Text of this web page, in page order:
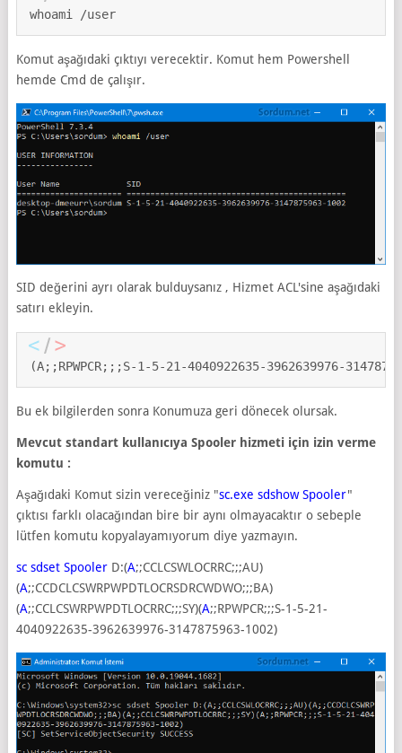
whoami /user
Komut aşağıdaki çıktıyı verecektir. Komut hem Powershell
hemde Cmd de çalışır.
SID değerini ayrı olarak bulduysanız , Hizmet ACL'sine aşağıdaki
satırı ekleyin.
(A;;RPWPCR;;;S-1-5-21-4040922635-3962639976-
Bu ek bilgilerden sonra Konumuza geri dönecek olursak.
Mevcut standart kullanıcıya Spooler hizmeti için izin verme
komutu :
Aşağıdaki Komut sizin vereceğiniz "sc.exe sdshow Spooler"
çıktısı farklı olacağından bire bir aynı olmayacaktır o sebeple
lütfen komutu kopyalayamıyorum diye yazmayın.
sc sdset SpoolerD:(A;;CCLCSWLOCRRC;;;AU)
(A;;CCDCLCSWRPWPDTLOCRSDRCWDWO;;;BA)
(A;;CCLCSWRPWPDTLOCRRC;;;SY)(A;;RPWPCR;;;S-1-5-21-
4040922635-3962639976-3147875963-1002)